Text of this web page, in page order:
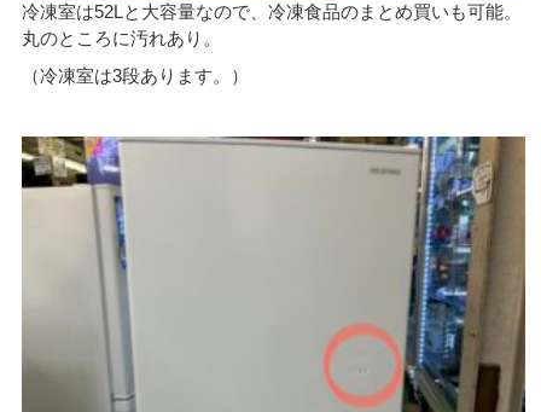
冷凍室は52Lと大容量なので、冷凍食品のまとめ買いも可能。
丸のところに汚れあり。
（冷凍室は3段あります。）